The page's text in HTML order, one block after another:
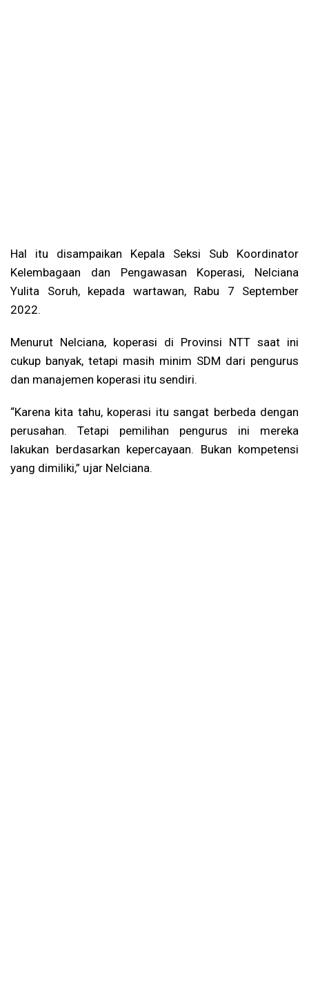
Hal itu disampaikan Kepala Seksi Sub Koordinator
Kelembagaan dan Pengawasan Koperasi, Nelciana
Yulita Soruh, kepada wartawan, Rabu 7 September
2022.
Menurut Nelciana, koperasi di Provinsi NTT saat ini
cukup banyak, tetapi masih minim SDM dari pengurus
dan manajemen koperasi itu sendiri.
“Karena kita tahu, koperasi itu sangat berbeda dengan
perusahan. Tetapi pemilihan pengurus ini mereka
lakukan berdasarkan kepercayaan. Bukan kompetensi
yang dimiliki,” ujar Nelciana.